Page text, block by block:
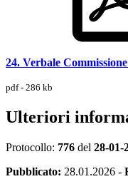
24. Verbale
pdf - 286 kb
Ulteriori
Protocollo: 776 del 28-01-
Pubblicato: 28.01.2026 -